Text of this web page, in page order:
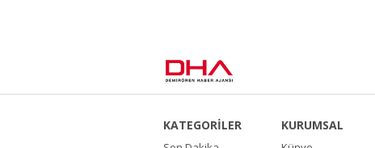
KATEGORİLER KURUMSAL